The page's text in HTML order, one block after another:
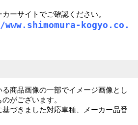
ーサイトでご確認ください。
kogyo.co.
商品画像の一部でイメージ画像とし
がございます。
づきました対応車種、メーカー品番